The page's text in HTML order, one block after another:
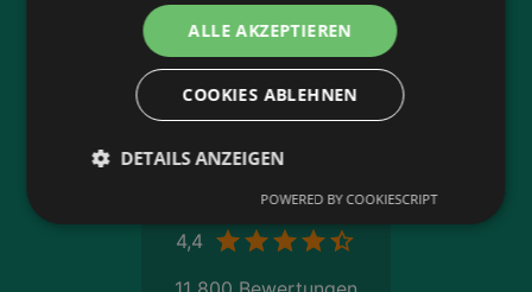
Neu in der Stadt? Auf unserer Karte findest du
alle Anbieter in deiner Nähe.
App-Bewertung
4,4
ALLE AKZEPTIEREN
COOKIES ABLEHNEN
DETAILS ANZEIGEN
POWERED BY COOKIESCRIPT